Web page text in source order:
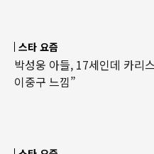
스타 요즘
박성웅 아들, 17세인데 카리
이중구 느낌”